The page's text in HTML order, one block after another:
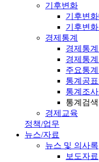
기후변화
기후변
기후변
경제통계
경제통
경제통
주요통
통계공
통계조
통계검색
경제교육
정책/업무
뉴스/자료
뉴스 및 의사록
보도자료